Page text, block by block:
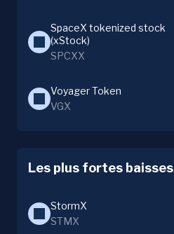
SpaceX tokenized stock
(xStock)
SPCXX
Voyager Token
VGX
Les plus fortes baisses
StormX
STMX